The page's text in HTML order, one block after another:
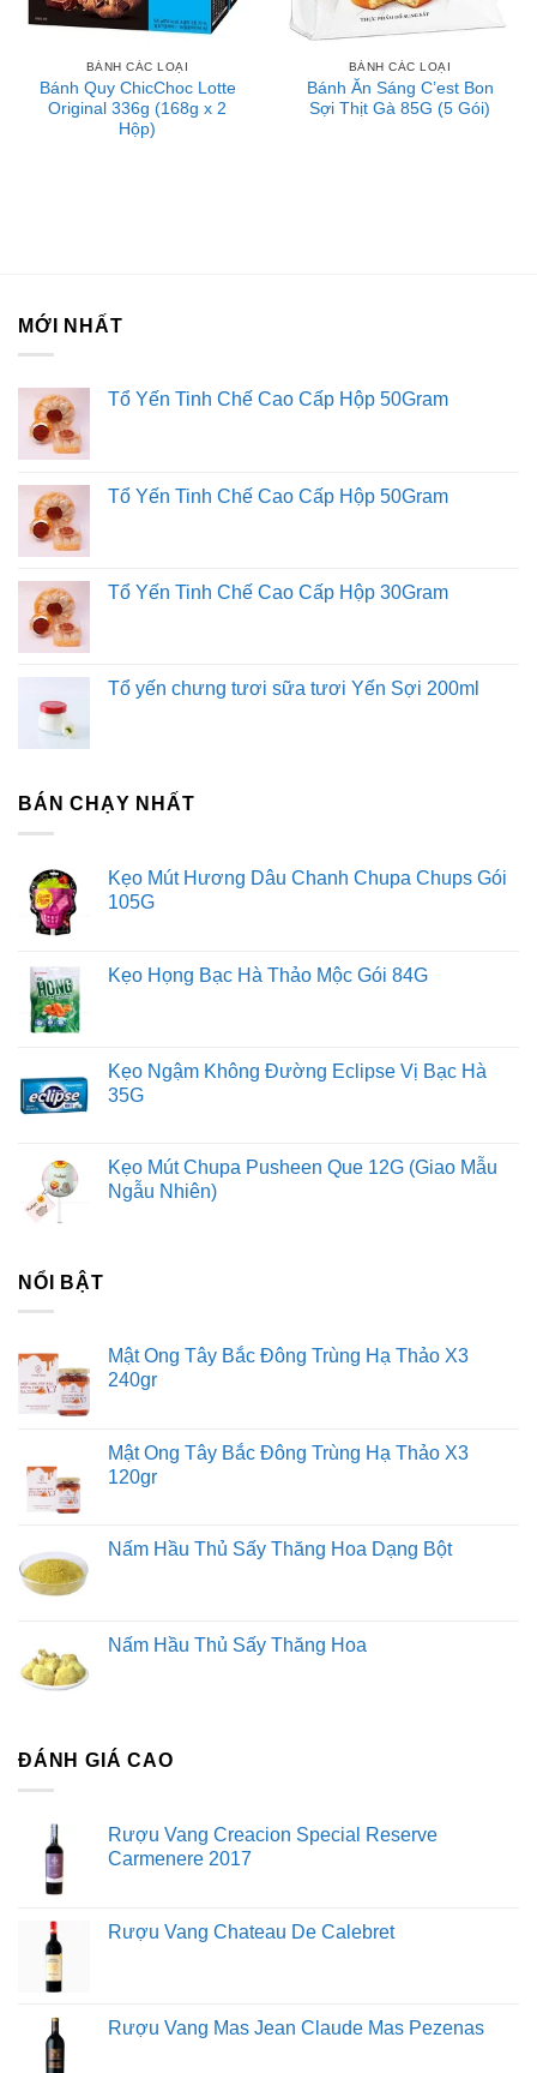
BÁNH CÁC LOẠI
Bánh Quy ChicChoc Lotte
Original 336g (168g x 2
Hộp)
BÁNH CÁC LOẠI
Bánh Ăn Sáng C’est Bon
Sợi Thịt Gà 85G (5 Gói)
MỚI NHẤT
Tổ Yến Tinh Chế Cao Cấp Hộp 50Gram
Tổ Yến Tinh Chế Cao Cấp Hộp 50Gram
Tổ Yến Tinh Chế Cao Cấp Hộp 30Gram
Tổ yến chưng tươi sữa tươi Yến Sợi 200ml
BÁN CHẠY NHẤT
Kẹo Mút Hương Dâu Chanh Chupa Chups Gói
105G
Kẹo Họng Bạc Hà Thảo Mộc Gói 84G
Kẹo Ngậm Không Đường Eclipse Vị Bạc Hà
35G
Kẹo Mút Chupa Pusheen Que 12G (Giao Mẫu
Ngẫu Nhiên)
NỔI BẬT
Mật Ong Tây Bắc Đông Trùng Hạ Thảo X3
240gr
Mật Ong Tây Bắc Đông Trùng Hạ Thảo X3
120gr
Nấm Hầu Thủ Sấy Thăng Hoa Dạng Bột
Nấm Hầu Thủ Sấy Thăng Hoa
ĐÁNH GIÁ CAO
Rượu Vang Creacion Special Reserve
Carmenere 2017
Rượu Vang Chateau De Calebret
Rượu Vang Mas Jean Claude Mas Pezenas